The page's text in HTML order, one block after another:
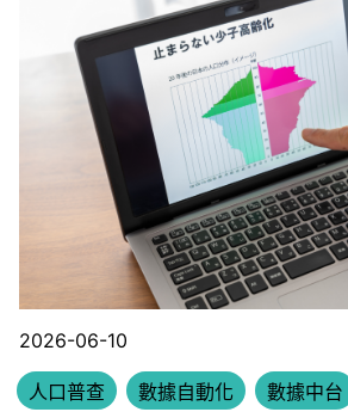
2026-06-10
人口普查 數據自動化 數據中台